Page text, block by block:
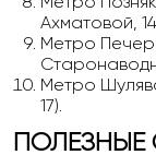
Ахматовой,
Метро
Метро
17).
ПОЛЕЗНЫЕ